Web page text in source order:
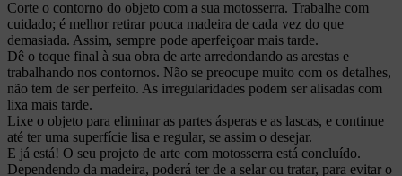
Corte o contorno do objeto com a sua motosserra. Trabalhe com
cuidado; é melhor retirar pouca madeira de cada vez do que
demasiada. Assim, sempre pode aperfeiçoar mais tarde.
Dê o toque final à sua obra de arte arredondando as arestas e
trabalhando nos contornos. Não se preocupe muito com os detalhes,
não tem de ser perfeito. As irregularidades podem ser alisadas com
lixa mais tarde.
Lixe o objeto para eliminar as partes ásperas e as lascas, e continue
até ter uma superfície lisa e regular, se assim o desejar.
E já está! O seu projeto de arte com motosserra está concluído.
Dependendo da madeira, poderá ter de a selar ou tratar, para evitar o